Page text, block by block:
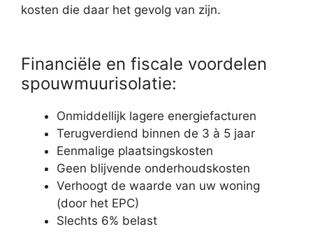
kosten die daar het gevolg van zijn.
Financiële en fiscale voordelen
spouwmuurisolatie:
Onmiddellijk lagere energiefacturen
Terugverdiend binnen de 3 à 5 jaar
Eenmalige plaatsingskosten
Geen blijvende onderhoudskosten
Verhoogt de waarde van uw woning
(door het EPC)
Slechts 6% belast